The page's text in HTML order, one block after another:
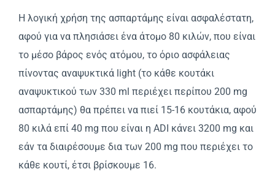
Η λογική χρήση της ασπαρτάμης είναι ασφαλέστατη,
αφού για να πλησιάσει ένα άτομο 80 κιλών, που είναι
το μέσο βάρος ενός ατόμου, το όριο ασφάλειας
πίνοντας αναψυκτικά light (το κάθε κουτάκι
αναψυκτικού των 330 ml περιέχει περίπου 200 mg
ασπαρτάμης) θα πρέπει να πιεί 15-16 κουτάκια, αφού
80 κιλά επί 40 mg που είναι η ADI κάνει 3200 mg και
εάν τα διαιρέσουμε δια των 200 mg που περιέχει το
κάθε κουτί, έτσι βρίσκουμε 16.